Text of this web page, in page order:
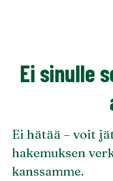
Ei sinulle
Ei hätää – voit
hakemuksen
kanssamme.